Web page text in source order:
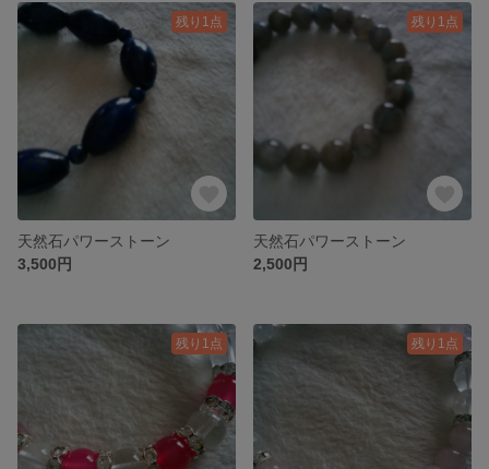
残り1点
天然石パワーストーン
3,500円
残り1点
天然石パワーストーン
2,500円
残り1点 残り1点